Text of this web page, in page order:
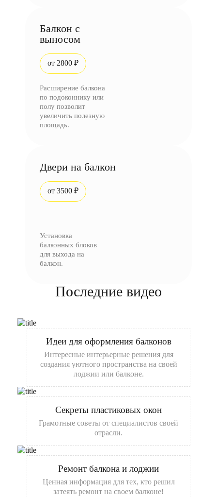
Балкон с
выносом
от 2800 ₽
Расширение балкона
по подоконнику или
полу позволит
увеличить полезную
площадь.
Двери на балкон
от 3500 ₽
Установка
балконных блоков
для выхода на
балкон.
Последние видео
Идеи для оформления балконов
Интересные интерьерные решения для
создания уютного пространства на своей
лоджии или балконе.
Секреты пластиковых окон
Грамотные советы от специалистов своей
отрасли.
Ремонт балкона и лоджии
Ценная информация для тех, кто решил
затеять ремонт на своем балконе!